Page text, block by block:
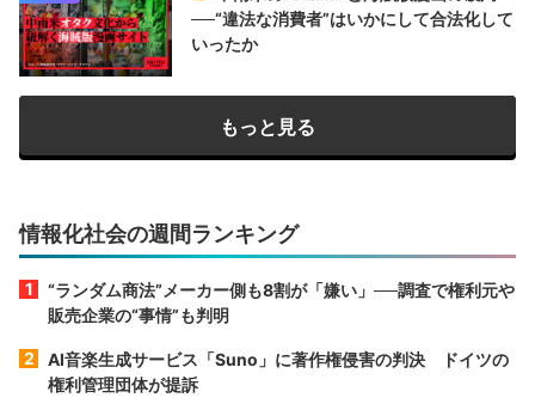
──“違法な消費者”はいかにして合法化して
いったか
もっと見る
情報化社会の週間ランキング
“ランダム商法”メーカー側も8割が「嫌い」──調査で権利元や
販売企業の“事情”も判明
AI音楽生成サービス「Suno」に著作権侵害の判決 ドイツの
権利管理団体が提訴